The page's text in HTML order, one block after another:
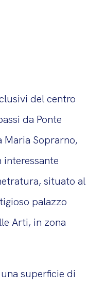
del centro
da Ponte
Maria Soprarno,
situato al
palazzo
Arti, in zona
superficie di